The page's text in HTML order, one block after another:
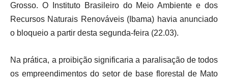
Grosso. O Instituto Brasileiro do Meio Ambiente e dos
Recursos Naturais Renováveis (Ibama) havia anunciado
o bloqueio a partir desta segunda-feira (22.03).
Na prática, a proibição significaria a paralisação de todos
os empreendimentos do setor de base florestal de Mato